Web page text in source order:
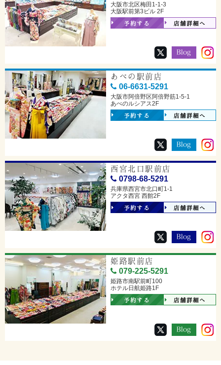
大阪市北区梅田1-1-3
大阪駅前第3ビル 2F
予約する 店舗詳細へ
あべの駅前店
06-6631-5291
大阪市阿倍野区阿倍野筋1-5-1
あべのルシアス2F
予約する 店舗詳細へ
西宮北口駅前店
0798-68-5291
兵庫県西宮市北口町1-1
アクタ西宮 西館2F
予約する 店舗詳細へ
姫路駅前店
079-225-5291
姫路市南駅前町100
ホテル日航姫路1F
予約する 店舗詳細へ